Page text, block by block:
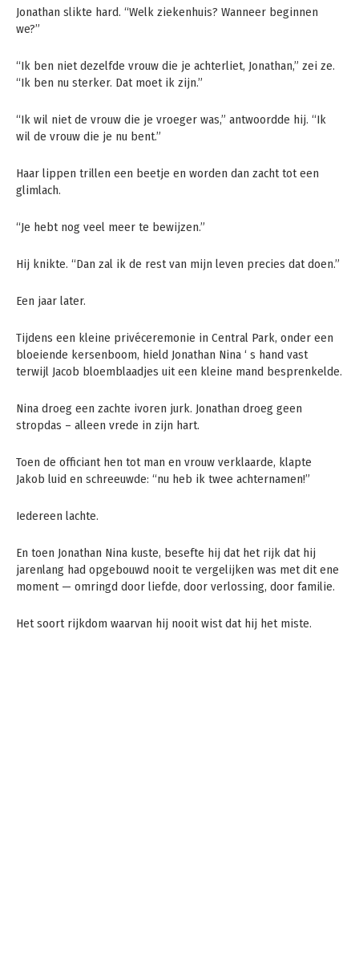
Jonathan slikte hard. “Welk ziekenhuis? Wanneer beginnen
we?”
“Ik ben niet dezelfde vrouw die je achterliet, Jonathan,” zei ze.
“Ik ben nu sterker. Dat moet ik zijn.”
“Ik wil niet de vrouw die je vroeger was,” antwoordde hij. “Ik
wil de vrouw die je nu bent.”
Haar lippen trillen een beetje en worden dan zacht tot een
glimlach.
“Je hebt nog veel meer te bewijzen.”
Hij knikte. “Dan zal ik de rest van mijn leven precies dat doen.”
Een jaar later.
Tijdens een kleine privéceremonie in Central Park, onder een
bloeiende kersenboom, hield Jonathan Nina ‘ s hand vast
terwijl Jacob bloemblaadjes uit een kleine mand besprenkelde.
Nina droeg een zachte ivoren jurk. Jonathan droeg geen
stropdas – alleen vrede in zijn hart.
Toen de officiant hen tot man en vrouw verklaarde, klapte
Jakob luid en schreeuwde: “nu heb ik twee achternamen!”
Iedereen lachte.
En toen Jonathan Nina kuste, besefte hij dat het rijk dat hij
jarenlang had opgebouwd nooit te vergelijken was met dit ene
moment — omringd door liefde, door verlossing, door familie.
Het soort rijkdom waarvan hij nooit wist dat hij het miste.